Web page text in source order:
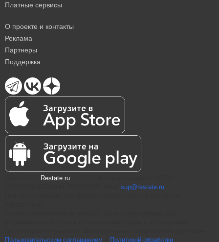
Платные сервисы
О проекте и контакты
Реклама
Партнеры
Поддержка
Restate.ru
sup@restate.ru
Пользовательским соглашением
Политикой обработки